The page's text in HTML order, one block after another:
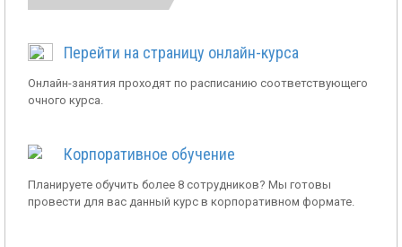
Перейти на страницу онлайн-курса
Онлайн-занятия проходят по расписанию соответствующего
очного курса.
Корпоративное обучение
Планируете обучить более 8 сотрудников? Мы готовы
провести для вас данный курс в корпоративном формате.